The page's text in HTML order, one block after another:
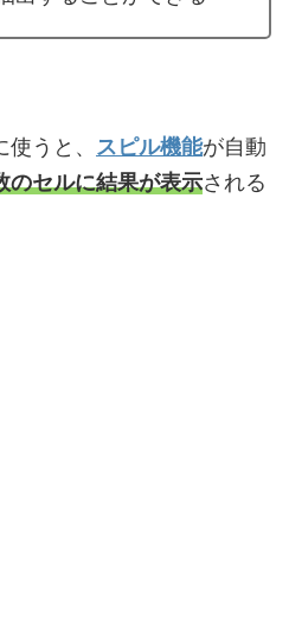
うと、 スピル機能が自動
のセルに結果が表示される